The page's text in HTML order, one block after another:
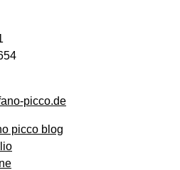
picco.de
picco blog